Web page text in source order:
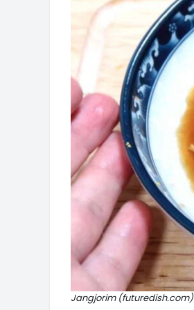
Jangjorim (futuredish.com)